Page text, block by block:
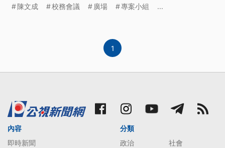
消息一出也引發質疑。 文件上清楚寫著，「陳文成
相關決議，將會在校務會議討論，看
陳文成 校務會議 廣場 專案小組 ...
1
內容
即時新聞
分類
政治
社會